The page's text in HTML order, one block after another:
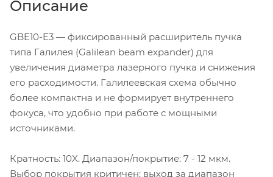
Описание
GBE10-E3 — фиксированный расширитель пучка
типа Галилея (Galilean beam expander) для
увеличения диаметра лазерного пучка и снижения
его расходимости. Галилеевская схема обычно
более компактна и не формирует внутреннего
фокуса, что удобно при работе с мощными
источниками.
Кратность: 10X. Диапазон/покрытие: 7 - 12 мкм.
Выбор покрытия критичен: выход за диапазон